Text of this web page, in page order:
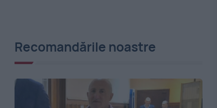
Recomandările noastre